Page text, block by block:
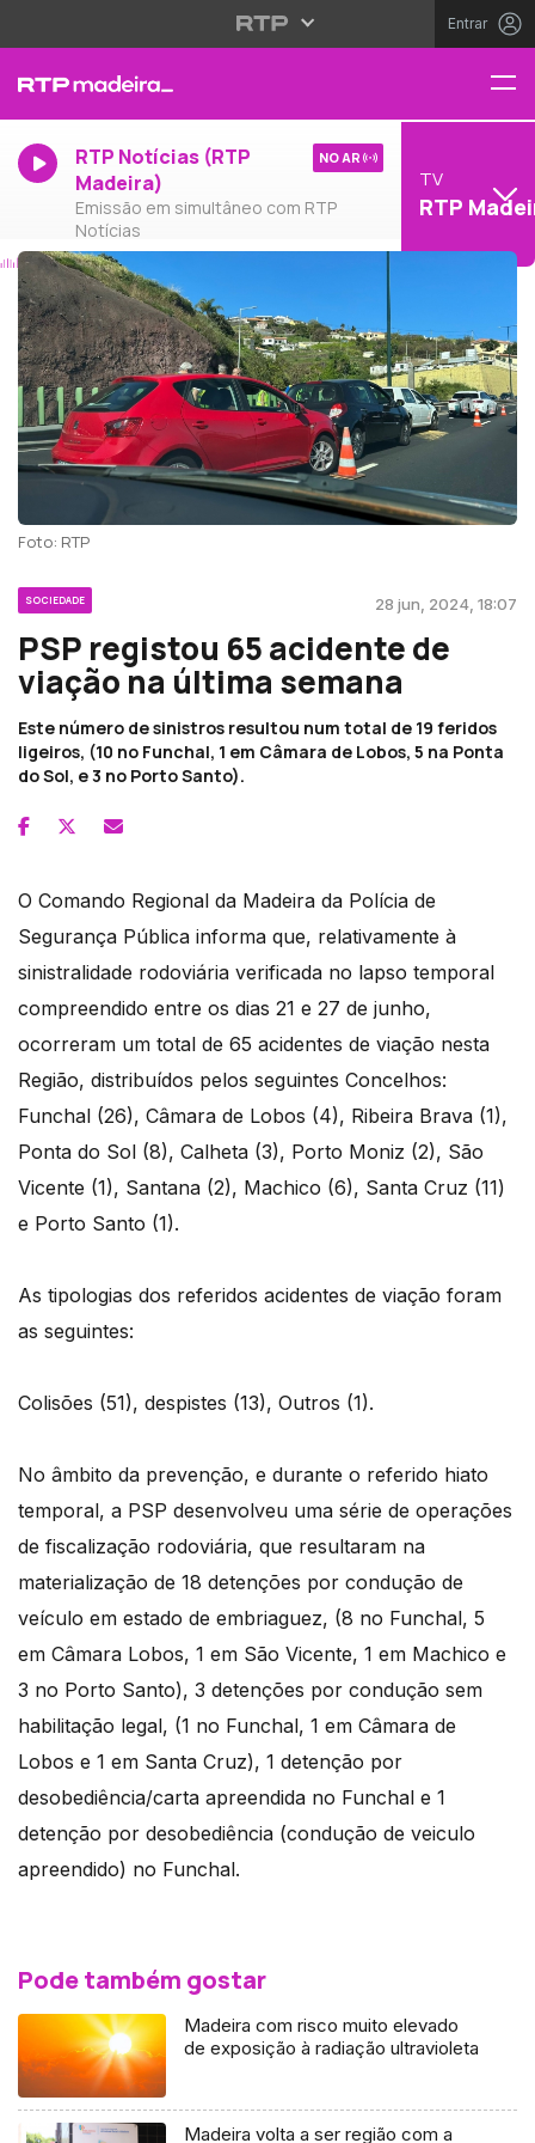
Entrar
RTP Notícias (RTP
Madeira)
Emissão em simultâneo com RTP
Notícias
NO AR
TV
RTP
Foto: RTP
SOCIEDADE 28 jun, 2024, 18:07
PSP registou 65 acidente de
viação na última semana
Este número de sinistros resultou num total de 19 feridos
ligeiros, (10 no Funchal, 1 em Câmara de Lobos, 5 na Ponta
do Sol, e 3 no Porto Santo).
O Comando Regional da Madeira da Polícia de
Segurança Pública informa que, relativamente à
sinistralidade rodoviária verificada no lapso temporal
compreendido entre os dias 21 e 27 de junho,
ocorreram um total de 65 acidentes de viação nesta
Região, distribuídos pelos seguintes Concelhos:
Funchal (26), Câmara de Lobos (4), Ribeira Brava (1),
Ponta do Sol (8), Calheta (3), Porto Moniz (2), São
Vicente (1), Santana (2), Machico (6), Santa Cruz (11)
e Porto Santo (1).
As tipologias dos referidos acidentes de viação foram
as seguintes:
Colisões (51), despistes (13), Outros (1).
No âmbito da prevenção, e durante o referido hiato
temporal, a PSP desenvolveu uma série de operações
de fiscalização rodoviária, que resultaram na
materialização de 18 detenções por condução de
veículo em estado de embriaguez, (8 no Funchal, 5
em Câmara Lobos, 1 em São Vicente, 1 em Machico e
3 no Porto Santo), 3 detenções por condução sem
habilitação legal, (1 no Funchal, 1 em Câmara de
Lobos e 1 em Santa Cruz), 1 detenção por
desobediência/carta apreendida no Funchal e 1
detenção por desobediência (condução de veiculo
apreendido) no Funchal.
Pode também gostar
Madeira com risco muito elevado
de exposição à radiação ultravioleta
Madeira volta a ser região com a